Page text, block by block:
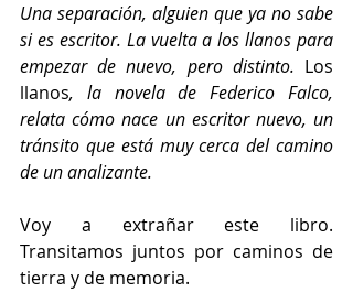
Una separación, alguien que ya no sabe
si es escritor. La vuelta a los llanos para
empezar de nuevo, pero distinto. Los
llanos, la novela de Federico Falco,
relata cómo nace un escritor nuevo, un
tránsito que está muy cerca del camino
de un analizante.
Voy a extrañar este libro.
Transitamos juntos por caminos de
tierra y de memoria.